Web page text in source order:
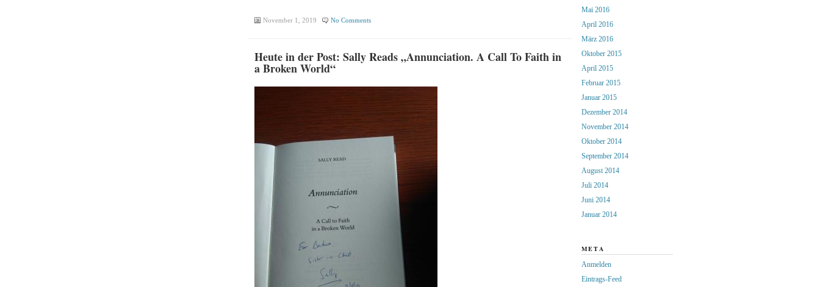
November 1, 2019 No Comments
Heute in der Post: Sally Reads „Annunciation. A Call To Faith in
a Broken World“
Mai 2016
April 2016
März 2016
Oktober 2015
April 2015
Februar 2015
Januar 2015
Dezember 2014
November 2014
Oktober 2014
September 2014
August 2014
Juli 2014
Juni 2014
Januar 2014
META
Anmelden
Eintrags-Feed